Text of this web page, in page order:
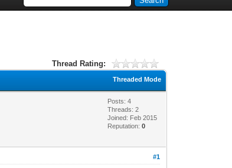
Thread Rating:
Threaded Mode
Posts: 4
Threads: 2
Joined: Feb 2015
Reputation:0
#1